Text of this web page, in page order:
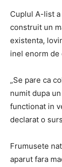
Cuplul A-list
construit un
existenta,
inel enorm de
„Se pare ca
numit dupa
functionat in
declarat o
Frumusete
aparut fara